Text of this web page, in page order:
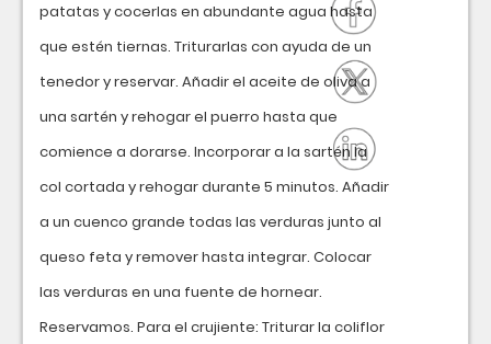
patatas y cocerlas en abundante agua hasta
que estén tiernas. Triturarlas con ayuda de un
tenedor y reservar. Añadir el aceite de oliva a
una sartén y rehogar el puerro hasta que
comience a dorarse. Incorporar a la sartén la
col cortada y rehogar durante 5 minutos. Añadir
a un cuenco grande todas las verduras junto al
queso feta y remover hasta integrar. Colocar
las verduras en una fuente de hornear.
Reservamos. Para el crujiente: Triturar la coliflor